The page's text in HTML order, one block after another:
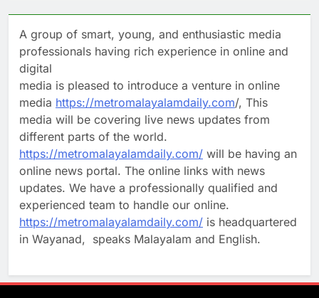
A group of smart, young, and enthusiastic media
professionals having rich experience in online and
digital
media is pleased to introduce a venture in online
media https://metromalayalamdaily.com/, This
media will be covering live news updates from
different parts of the world.
https://metromalayalamdaily.com/ will be having an
online news portal. The online links with news
updates. We have a professionally qualified and
experienced team to handle our online.
https://metromalayalamdaily.com/ is headquartered
in Wayanad, speaks Malayalam and English.